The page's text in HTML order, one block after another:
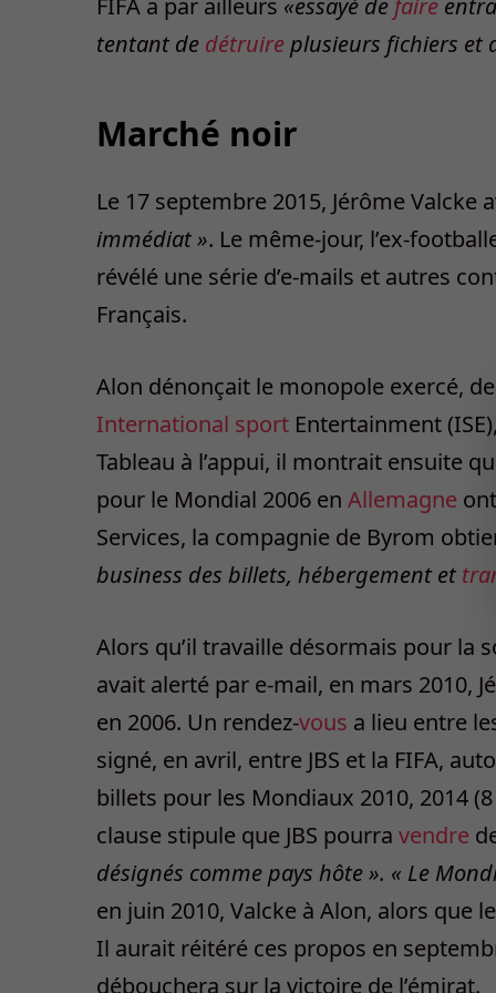
FIFA a par ailleurs «essayé de faire
tentant de détruireplusieurs fichiers et
Marché noir
Le 17 septembre 2015, Jérôme Valcke
immédiat ». Le même-jour, l’ex-
révélé une série d’e-mails et autres
Français.
Alon dénonçait le monopole exercé,
International sport Entertainment
Tableau à l’appui, il montrait ensuite
pour le Mondial 2006 en ­ Allemagne
Services, la compagnie de Byrom
business des billets, hébergement et
Alors qu’il travaille désormais pour la
avait alerté par e-mail, en mars 2010,
en 2006. Un rendez-vous a lieu entre
signé, en avril, entre JBS et la FIFA,
billets pour les Mondiaux 2010, 2014
clause stipule que JBS pourra vendre
désignés comme pays hôte ». « Le
en juin 2010, Valcke à Alon, alors que
Il aurait réitéré ces propos en
débouchera sur la victoire de l’émirat.